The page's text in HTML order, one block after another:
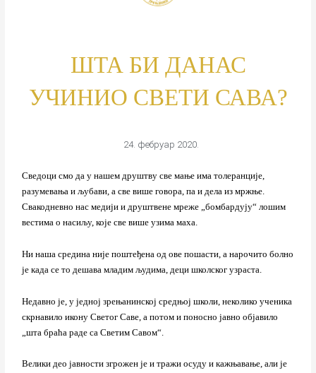
ШТА БИ ДАНАС
УЧИНИО СВЕТИ САВА?
24. фебруар 2020.
Сведоци смо да у нашем друштву све мање има толеранције,
разумевања и љубави, а све више говора, па и дела из мржње.
Свакодневно нас медији и друштвене мреже „бомбардују“ лошим
вестима о насиљу, које све више узима маха.
Ни наша средина није поштеђена од ове пошасти, а нарочито болно
је када се то дешава младим људима, деци школског узраста.
Недавно је, у једној зрењанинској средњој школи, неколико ученика
скрнавило икону Светог Саве, а потом и поносно јавно објавило
„шта браћа раде са Светим Савом“.
Велики део јавности згрожен је и тражи осуду и кажњавање, али је